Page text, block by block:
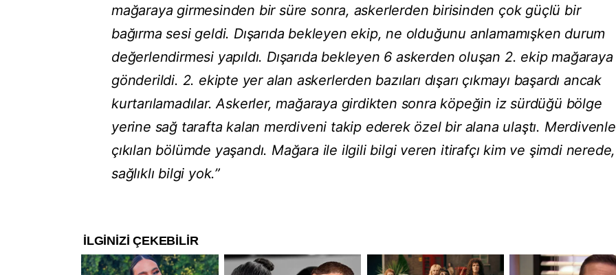
mağaraya girmesinden bir süre sonra, askerlerden birisinden çok güçlü bir
bağırma sesi geldi. Dışarıda bekleyen ekip, ne olduğunu anlamamışken durum
değerlendirmesi yapıldı. Dışarıda bekleyen 6 askerden oluşan 2. ekip mağaraya
gönderildi. 2. ekipte yer alan askerlerden bazıları dışarı çıkmayı başardı ancak
kurtarılamadılar. Askerler, mağaraya girdikten sonra köpeğin iz sürdüğü bölge
yerine sağ tarafta kalan merdiveni takip ederek özel bir alana ulaştı. Merdivenle
çıkılan bölümde yaşandı. Mağara ile ilgili bilgi veren itirafçı kim ve şimdi nerede,
sağlıklı bilgi yok.”